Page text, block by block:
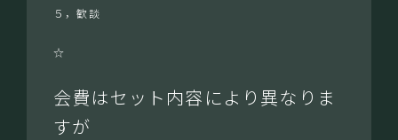
５，歓談
☆
会費はセット内容により異なりま
すが